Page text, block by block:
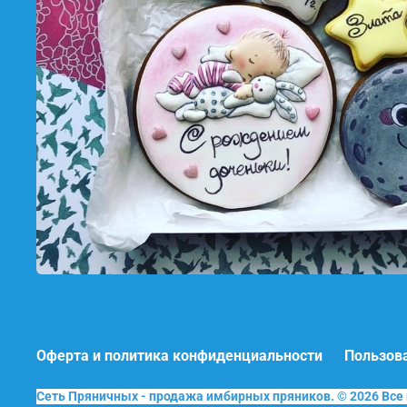
Оферта и политика конфиденциальности
Сеть Пряничных - продажа имбирных пряников. © 2026